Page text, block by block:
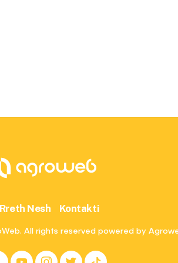
Rreth Nesh Kontakti
All rights reserved powered by